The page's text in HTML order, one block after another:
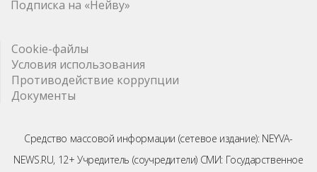
Подписка на «Нейву»
Cookie-файлы
Условия использования
Противодействие коррупции
Документы
Средство массовой информации (сетевое издание): NEYVA-
NEWS.RU, 12+ Учредитель (соучредители) СМИ: Государственное